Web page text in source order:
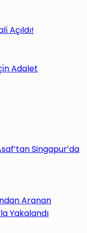
Açıldı!
Adalet
Singapur’da
Aranan
Yakalandı